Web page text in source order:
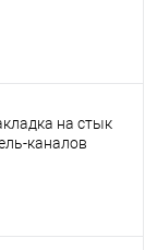
- белая
на стык
каналов